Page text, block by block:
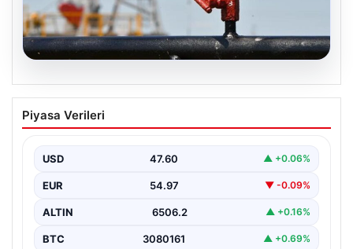
Petrol fiyatları 25 Mayıs: Petrol fiyatları
düştü mü, ne kadar oldu? Brent petrol
Piyasa Verileri
USD 47.60 ▲ +0.06%
EUR 54.97 ▼ -0.09%
ALTIN 6506.2 ▲ +0.16%
BTC 3080161 ▲ +0.69%